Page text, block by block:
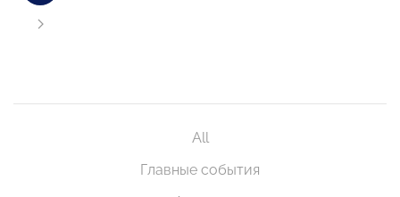
All
Главные события